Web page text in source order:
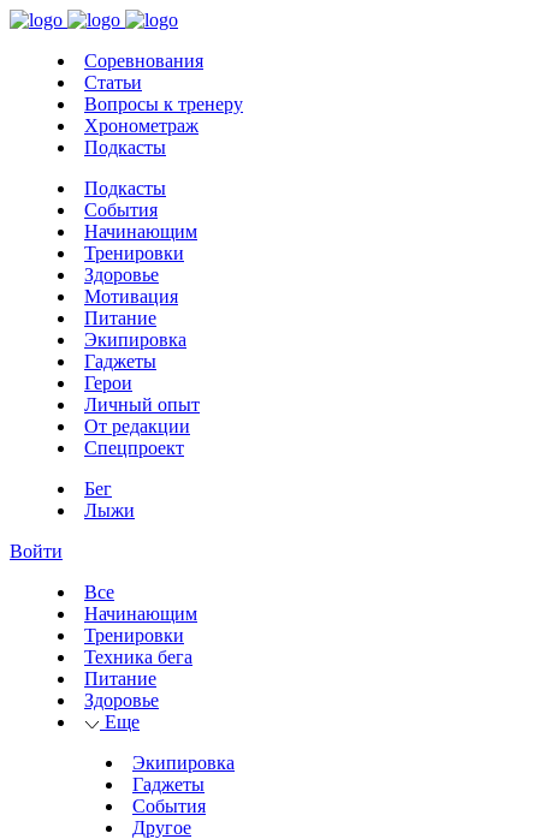
Соревнования
Статьи
Вопросы к тренеру
Хронометраж
Подкасты
Подкасты
События
Начинающим
Тренировки
Здоровье
Мотивация
Питание
Экипировка
Гаджеты
Герои
Личный опыт
От редакции
Спецпроект
Бег
Лыжи
Войти
Все
Начинающим
Тренировки
Техника бега
Питание
Здоровье
Еще
Экипировка
Гаджеты
События
Другое